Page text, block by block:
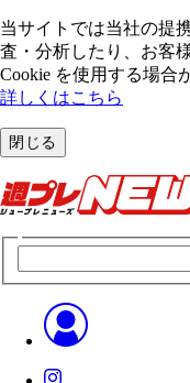
当サイトでは当社の提
査・分析したり、お客
Cookie を使⽤する場合
詳しくはこちら
閉じる